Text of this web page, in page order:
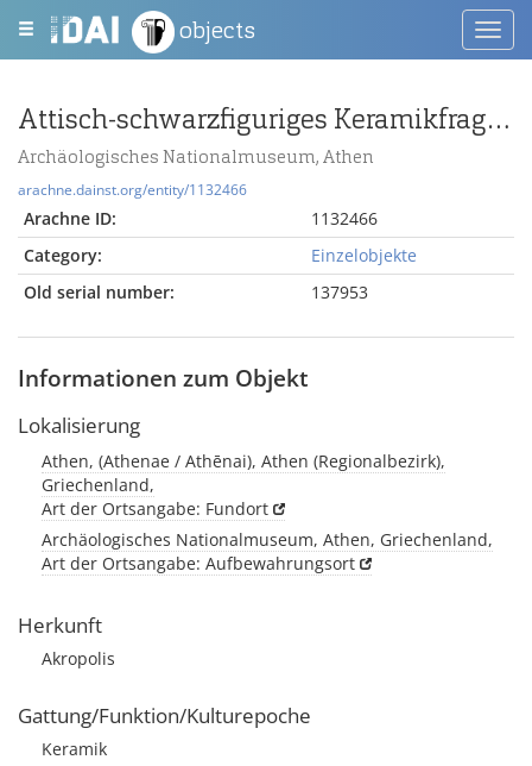
objects
Attisch-schwarzfiguriges Keramikfragment mit Tierdarstellung
Archäologisches Nationalmuseum, Athen
arachne.dainst.org/entity/1132466
Arachne ID:
1132466
Category:
Einzelobjekte
Old serial number:
137953
Informationen zum Objekt
Lokalisierung
Athen, (Athenae / Athēnai), Athen (Regionalbezirk),
Griechenland,
Art der Ortsangabe: Fundort
Archäologisches Nationalmuseum, Athen, Griechenland,
Art der Ortsangabe: Aufbewahrungsort
Herkunft
Akropolis
Gattung/Funktion/Kulturepoche
Keramik